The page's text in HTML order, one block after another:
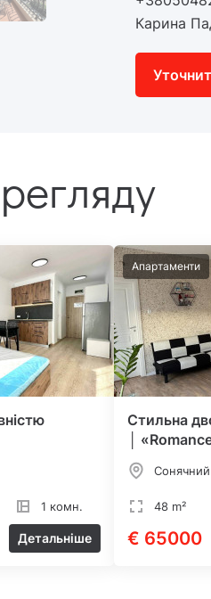
Карина
1 комн.
Детальніше
Апартаменти
Стильна
│
48 m²
€ 65000